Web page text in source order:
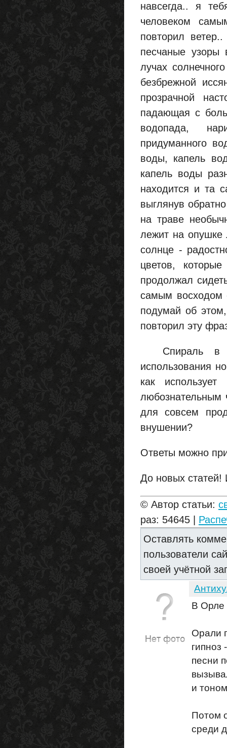
навсегда.. я
человеком
повторил
песчаные узоры
лучах
безбрежной
прозрачной
падающая с
водопада,
придуманного
воды, капель
капель воды
находится и та
выглянув
на траве
лежит на
солнце -
цветов,
продолжал
самым восходом
подумай об
повторил эту
Спираль в
использования
как
любознательным
для совсем
внушении?
Ответы можно
До новых
© Автор статьи:
раз: 54645 |
Оставлять
пользователи
своей учётной
В Орле
Орали
гипноз
песни
и
Потом
среди